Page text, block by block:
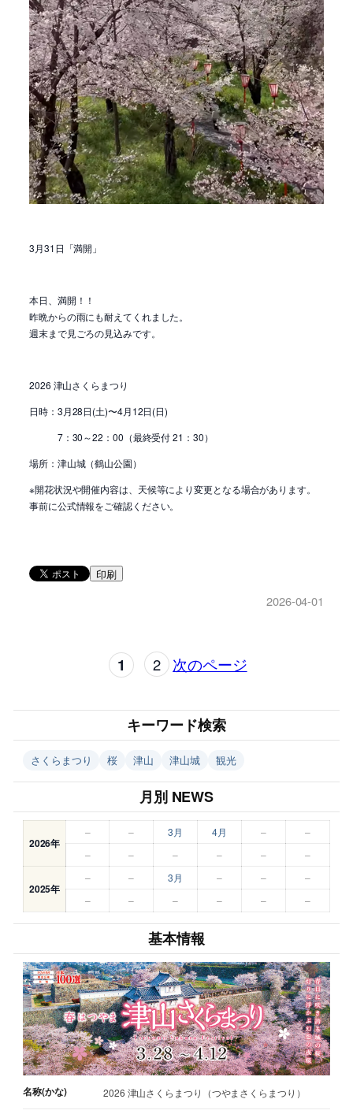
3月31日「満開」
本日、満開！！
昨晩からの雨にも耐えてくれました。
週末まで見ごろの見込みです。
2026 津山さくらまつり
日時：3月28日(土)〜4月12日(日)
7：30～22：00（最終受付 21：30）
場所：津山城（鶴山公園）
※開花状況や開催内容は、天候等により変更となる場合があります。
事前に公式情報をご確認ください。
印刷
2026-04-01
1 2 次のページ
キーワード検索
さくらまつり 桜 津山 津山城 観光
月別 NEWS
2026年
– – 3月 4月 –
–
–
– – – – –
2025年
– – 3月 – –
–
–
– – – – –
基本情報
名称(かな) 2026 津山さくらまつり（つやまさくらまつり）